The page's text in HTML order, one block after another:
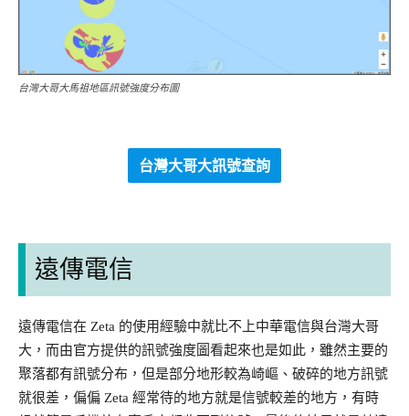
台灣大哥大馬祖地區訊號強度分布圖
台灣大哥大訊號查詢
遠傳電信
遠傳電信在 Zeta 的使用經驗中就比不上中華電信與台灣大哥
大，而由官方提供的訊號強度圖看起來也是如此，雖然主要的
聚落都有訊號分布，但是部分地形較為崎嶇、破碎的地方訊號
就很差，偏偏 Zeta 經常待的地方就是信號較差的地方，有時